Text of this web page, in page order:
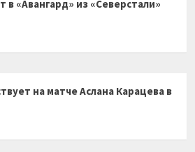
в «Авангард» из «Северстали»
на матче Аслана Карацева в